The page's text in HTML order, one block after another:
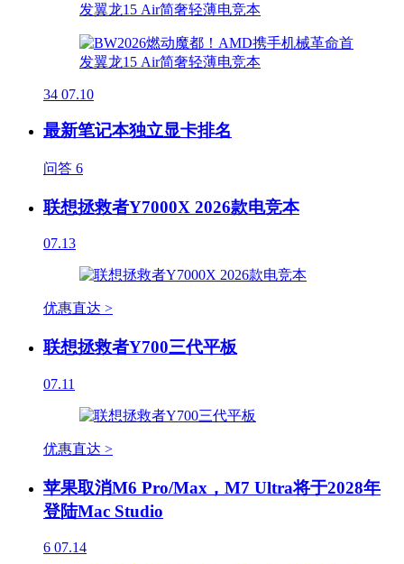
34 07.10
最新笔记本独立显卡排名
问答 6
联想拯救者Y7000X 2026款电竞本
07.13
优惠直达 >
联想拯救者Y700三代平板
07.11
优惠直达 >
苹果取消M6 Pro/Max，M7 Ultra将于2028年
登陆Mac Studio
6 07.14